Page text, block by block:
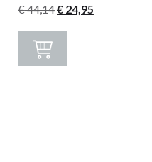
€44,14Oorspronkelijke
€24,95Huidige